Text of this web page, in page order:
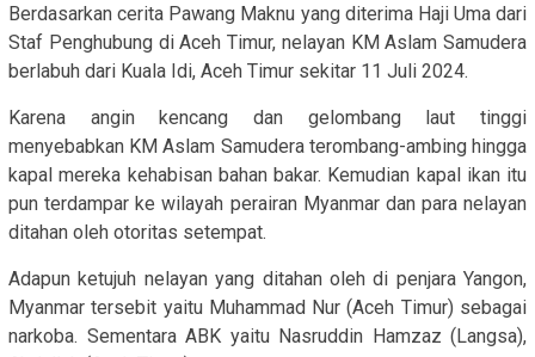
Berdasarkan cerita Pawang Maknu yang diterima Haji Uma dari
Staf Penghubung di Aceh Timur, nelayan KM Aslam Samudera
berlabuh dari Kuala Idi, Aceh Timur sekitar 11 Juli 2024.
Karena angin kencang dan gelombang laut tinggi
menyebabkan KM Aslam Samudera terombang-ambing hingga
kapal mereka kehabisan bahan bakar. Kemudian kapal ikan itu
pun terdampar ke wilayah perairan Myanmar dan para nelayan
ditahan oleh otoritas setempat.
Adapun ketujuh nelayan yang ditahan oleh di penjara Yangon,
Myanmar tersebit yaitu Muhammad Nur (Aceh Timur) sebagai
narkoba. Sementara ABK yaitu Nasruddin Hamzaz (Langsa),